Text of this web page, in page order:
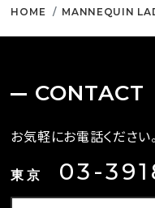
HOME MANNEQUIN
CONTACT
お気軽にお電話ください。
東京 03-